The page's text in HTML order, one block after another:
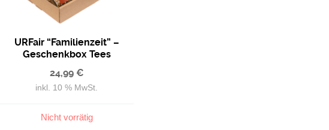
URFair “Familienzeit” –
Geschenkbox Tees
24,99 €
inkl. 10 % MwSt.
Nicht vorrätig